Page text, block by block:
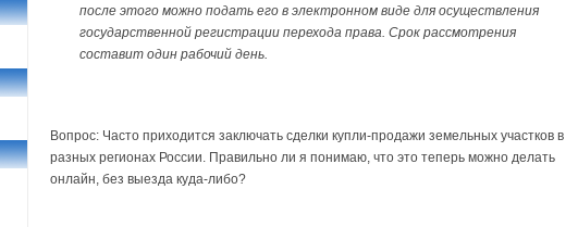
после этого можно подать его в электронном виде для осуществления
государственной регистрации перехода права. Срок рассмотрения
составит один рабочий день.
Вопрос: Часто приходится заключать сделки купли-продажи земельных участков в
разных регионах России. Правильно ли я понимаю, что это теперь можно делать
онлайн, без выезда куда-либо?